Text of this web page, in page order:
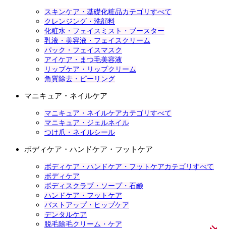
スキンケア・基礎化粧品カテゴリすべて
クレンジング・洗顔料
化粧水・フェイスミスト・ブースター
乳液・美容液・フェイスクリーム
パック・フェイスマスク
アイケア・まつ毛美容液
リップケア・リップクリーム
角質除去・ピーリング
マニキュア・ネイルケア
マニキュア・ネイルケアカテゴリすべて
マニキュア・ジェルネイル
つけ爪・ネイルシール
ボディケア・ハンドケア・フットケア
ボディケア・ハンドケア・フットケアカテゴリすべて
ボディケア
ボディスクラブ・ソープ・石鹸
ハンドケア・フットケア
バストアップ・ヒップケア
デンタルケア
脱毛除毛クリーム・ケア